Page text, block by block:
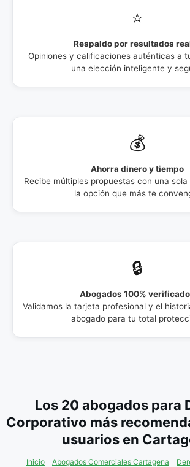
⭐
Respaldo por resultados
Opiniones y calificaciones auténticas a
una elección inteligente y
💰
Ahorra dinero y tiempo
Recibe múltiples propuestas con una
la opción que más te
🔒
Abogados 100%
Validamos la tarjeta profesional y el
abogado para tu total
Los 20 abogados para
Corporativo más
usuarios en
Inicio Abogados Comerciales Cartagena